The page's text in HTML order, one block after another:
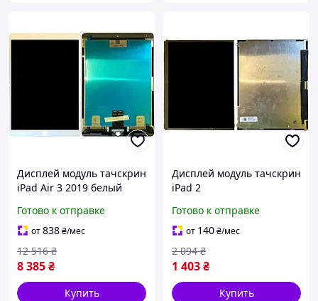
Дисплей модуль тачскрин
iPad Air 3 2019 белый
Готово к отправке
от838₴/мес
8 385₴
12 516 ₴
Купить
Дисплей модуль тачскрин
iPad 2
Готово к отправке
от 140₴/мес
1 403₴
2 094 ₴
Купить